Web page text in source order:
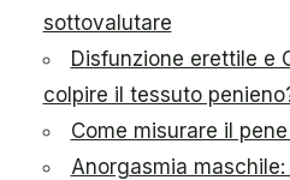
sottovalutare
Disfunzione erettile e
colpire il tessuto
Come misurare il
Anorgasmia maschile: